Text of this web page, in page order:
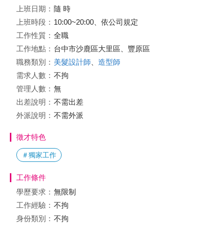
上班日期： 隨 時
上班時段： 10:00~20:00、依公司規定
工作性質： 全職
工作地點： 台中市沙鹿區大里區、豐原區
職務類別： 美髮設計師
造型師
需求人數： 不拘
管理人數： 無
出差說明： 不需出差
外派說明： 不需外派
徵才特色
＃獨家工作
工作條件
學歷要求： 無限制
工作經驗： 不拘
身份類別： 不拘